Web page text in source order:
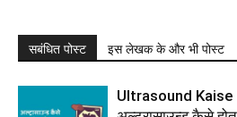
सबंधित पोस्ट इस लेखक के और भी पोस्ट
Ultrasound